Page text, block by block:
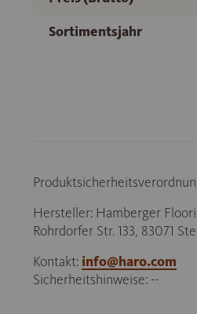
Sortimentsjahr
Hersteller: Hamberger
Rohrdorfer Str. 133, 83071
Kontakt: info@haro.com
Sicherheitshinweise: --